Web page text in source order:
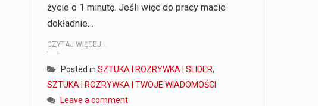
życie o 1 minutę. Jeśli więc do pracy macie
dokładnie…
CZYTAJ WIĘCEJ...
Posted in SZTUKA I ROZRYWKA | SLIDER,
SZTUKA I ROZRYWKA | TWOJE WIADOMOŚCI
Leave a comment